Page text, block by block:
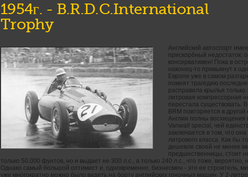
1954г. - B.R.D.C.International
Trophy
Английский автоспорт
прискорбный недостаток:
консервативен! Пока в
наконец-то привыкнут к
Европе уже в самом
помнят трагедию
расправила крылья только
литровая компрессорная
перестала существовать.
BRM повторяется в
Англии полны восхищения
Vanwall special, чей
заключается в том, что
литрового класса. Как бы
дешевле своей не менее
предшественницы, стоит
только 50.000 фунтов, но и выдает не 300 л.с., а только 240 л.с., что тоже, вероятно,
Однако самый большой оптимист и, одновременно, бизнесмен - это ее строитель,
уже многократно можно было видеть на борту английских гоночных машин. У 2-